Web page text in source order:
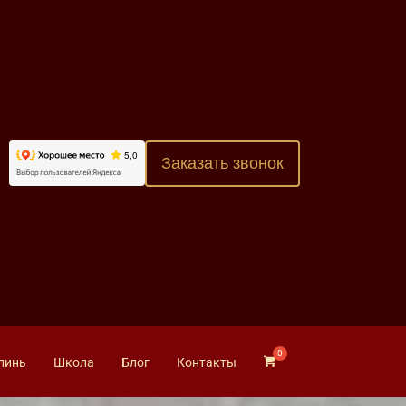
Заказать звонок
Школа Блог Контакты